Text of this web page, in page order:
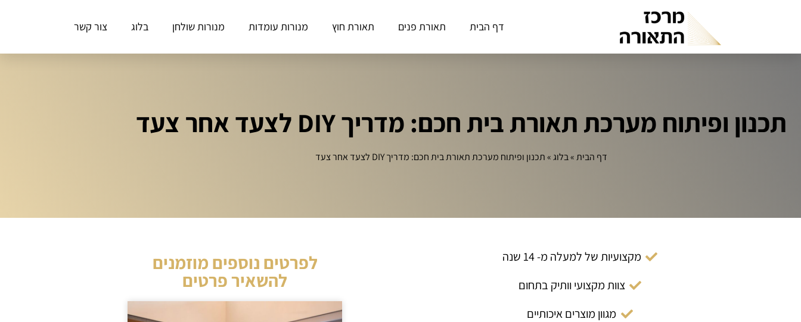
דף הבית תאורת פנים תאורת חוץ מנורות עומדות מנורות שולחן בלוג צור קשר
תכנון ופיתוח מערכת תאורת בית חכם: מדריך DIY לצעד אחר צעד
דף הבית»בלוג»תכנון ופיתוח מערכת תאורת בית חכם: מדריך DIY לצעד אחר צעד
מקצועיות של למעלה מ- 14 שנה
צוות מקצועי וותיק בתחום
מגוון מוצרים איכותיים
לפרטים נוספים מוזמנים
להשאיר פרטים